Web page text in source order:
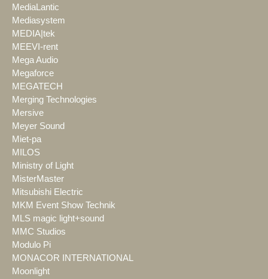
MediaLantic
Mediasystem
MEDIA|tek
MEEVI-rent
Mega Audio
Megaforce
MEGATECH
Merging Technologies
Mersive
Meyer Sound
Miet-pa
MILOS
Ministry of Light
MisterMaster
Mitsubishi Electric
MKM Event Show Technik
MLS magic light+sound
MMC Studios
Modulo Pi
MONACOR INTERNATIONAL
Moonlight